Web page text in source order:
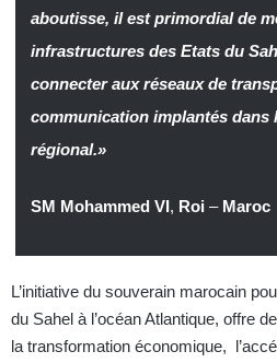
aboutisse, il est primordial de
infrastructures des Etats du
connecter aux réseaux de
communication implantés dans
régional.»
SM Mohammed VI, Roi – Maroc
L’initiative du souverain marocain
du Sahel à l’océan Atlantique, offre
la transformation économique,